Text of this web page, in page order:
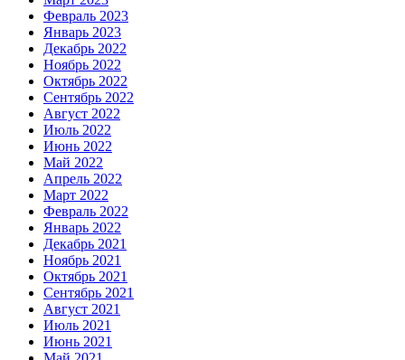
Февраль 2023
Январь 2023
Декабрь 2022
Ноябрь 2022
Октябрь 2022
Сентябрь 2022
Август 2022
Июль 2022
Июнь 2022
Май 2022
Апрель 2022
Март 2022
Февраль 2022
Январь 2022
Декабрь 2021
Ноябрь 2021
Октябрь 2021
Сентябрь 2021
Август 2021
Июль 2021
Июнь 2021